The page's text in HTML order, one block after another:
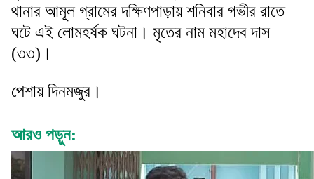
থানার আমূল গ্রামের দক্ষিণপাড়ায় শনিবার গভীর রাতে
ঘটে এই লোমহর্ষক ঘটনা। মৃতের নাম মহাদেব দাস
(৩৩)।
পেশায় দিনমজুর।
আরও পড়ুন: